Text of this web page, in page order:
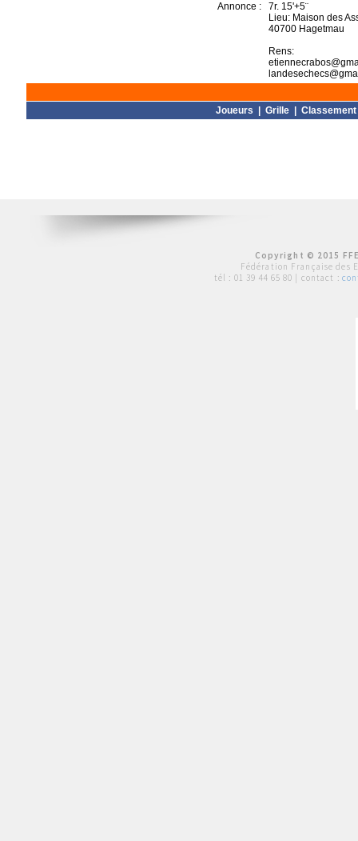
Annonce :
7r. 15'+5¨
Lieu: Maison des
40700 Hagetmau
Rens:
Joueurs Grille Classement
Copyright © 2015
Fédération Française des
tél : 01 39 44 65 80 | contact :